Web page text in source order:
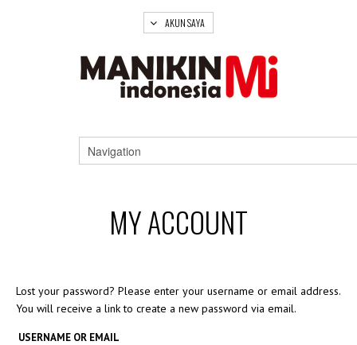
AKUN SAYA
MY ACCOUNT
Lost your password? Please enter your username or email address.
You will receive a link to create a new password via email.
USERNAME OR EMAIL